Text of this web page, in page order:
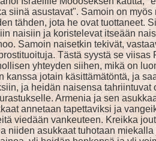
siinä asustavat". Samoin on
tähden, jota he ovat
naisiin ja koristelevat itseään
Samoin naisetkin tekivät,
Tästä syystä se
yhteyden siihen, mikä on
jotain käsittämätöntä, ja
ja heidän naisensa
Armenia ja sen
annetaan tapettaviksi ja
viedään vankeuteen. Kreikka
niiden asukkaat tuhotaan